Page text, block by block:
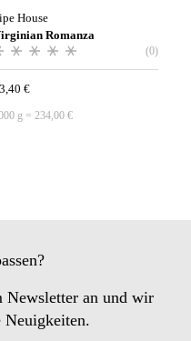
House
Romanza
(0)
€
g = 234,00 €
Newsletter an und wir
Neuigkeiten.